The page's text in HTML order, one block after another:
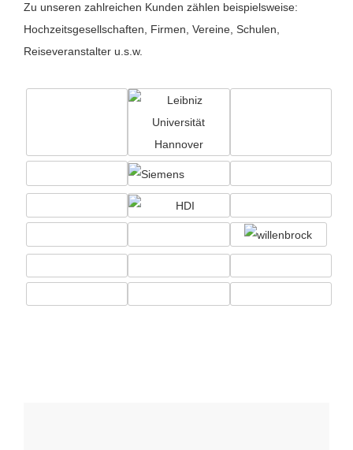
Zu unseren zahlreichen Kunden zählen beispielsweise:
Hochzeitsgesellschaften, Firmen, Vereine, Schulen,
Reiseveranstalter u.s.w.